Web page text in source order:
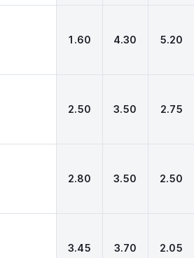
1.60 4.30 5.20
2.50 3.50 2.75
2.80 3.50 2.50
3.45 3.70 2.05